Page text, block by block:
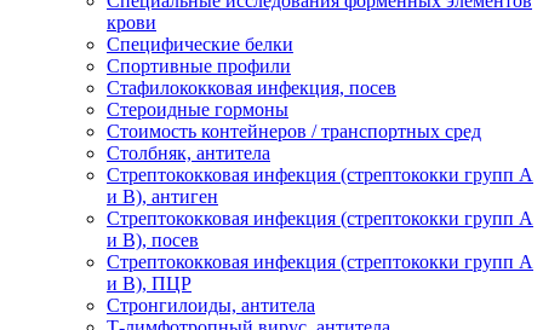
крови
Специфические белки
Спортивные профили
Стафилококковая инфекция, посев
Стероидные гормоны
Стоимость контейнеров / транспортных сред
Столбняк, антитела
Стрептококковая инфекция (стрептококки групп A
и B), антиген
Стрептококковая инфекция (стрептококки групп A
и B), посев
Стрептококковая инфекция (стрептококки групп A
и B), ПЦР
Стронгилоиды, антитела